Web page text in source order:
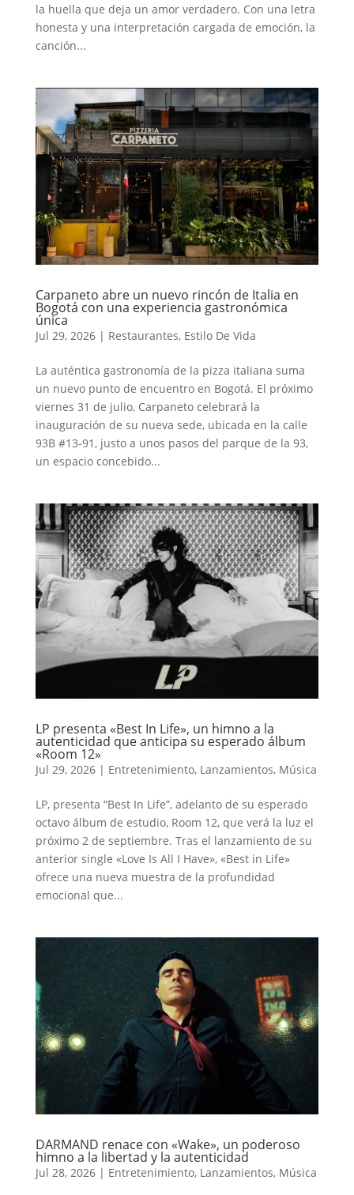
la huella que deja un amor verdadero. Con una letra
honesta y una interpretación cargada de emoción, la
canción...
Carpaneto abre un nuevo rincón de Italia en
Bogotá con una experiencia gastronómica
única
Jul 29, 2026| Restaurantes, Estilo De Vida
La auténtica gastronomía de la pizza italiana suma
un nuevo punto de encuentro en Bogotá. El próximo
viernes 31 de julio, Carpaneto celebrará la
inauguración de su nueva sede, ubicada en la calle
93B #13-91, justo a unos pasos del parque de la 93,
un espacio concebido...
LP presenta «Best In Life», un himno a la
autenticidad que anticipa su esperado álbum
«Room 12»
Jul 29, 2026| Entretenimiento, Lanzamientos, Música
LP, presenta “Best In Life”, adelanto de su esperado
octavo álbum de estudio, Room 12, que verá la luz el
próximo 2 de septiembre. Tras el lanzamiento de su
anterior single «Love Is All I Have», «Best in Life»
ofrece una nueva muestra de la profundidad
emocional que...
DARMAND renace con «Wake», un poderoso
himno a la libertad y la autenticidad
Jul 28, 2026| Entretenimiento, Lanzamientos, Música